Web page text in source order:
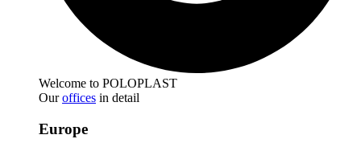
Welcome to POLOPLAST
Ouroffices in detail
Europe